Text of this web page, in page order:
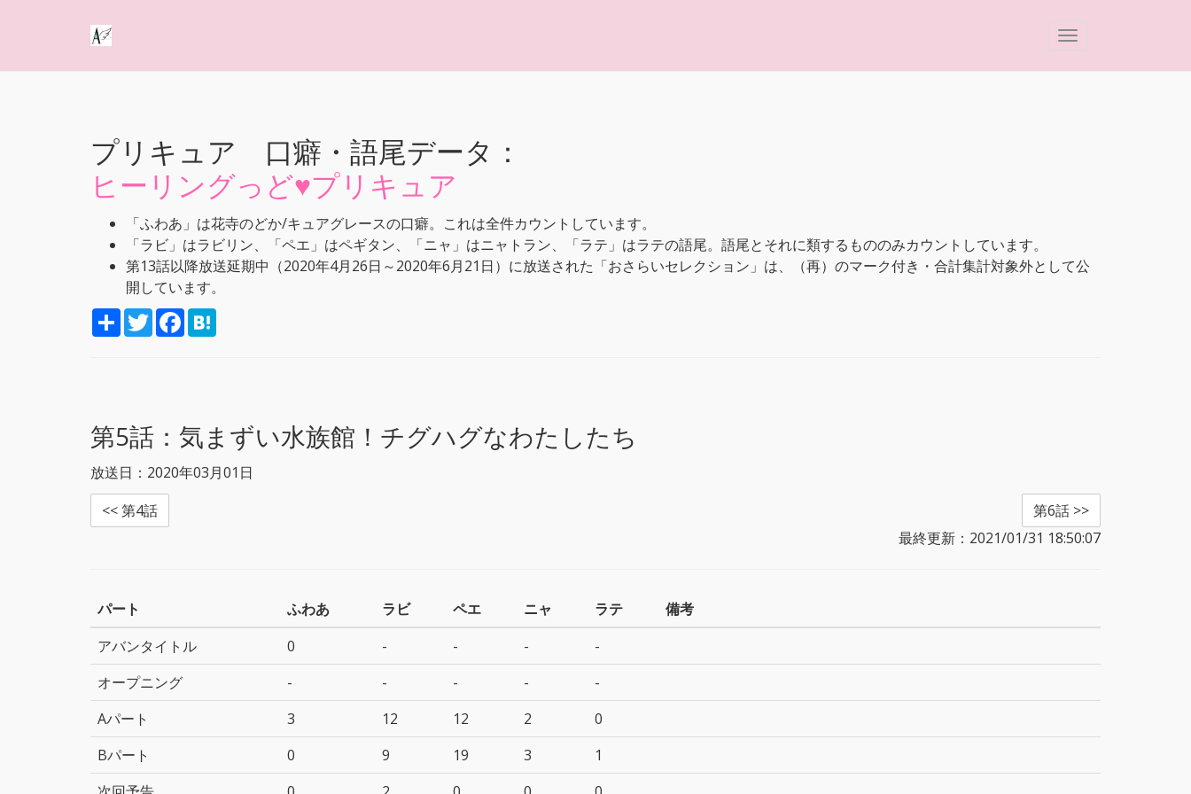
プリキュア 口癖・語尾データ：
ヒーリングっど♥プリキュア
「ふわあ」は花寺のどか/キュアグレースの口癖。これは全件カウントしています。
「ラビ」はラビリン、「ペエ」はペギタン、「ニャ」はニャトラン、「ラテ」はラテの語尾。語尾とそれに類するもののみカウントしています。
第13話以降放送延期中（2020年4月26日～2020年6月21日）に放送された「おさらいセレクション」は、（再）のマーク付き・合計集計対象外として公
開しています。
S
h
T
w
F
a
第5話： 気まずい水族館！チグハグなわたしたち
放送日：2020年03月01日
<< 第4話
第6話 >>
最終更新：2021/01/31 18:50:07
パート ふわあ ラビ ペエ ニャ ラテ
備考
アバンタイトル
0 - - -
-
オープニング
- - - -
-
Aパート
3 12 12 2
0
Bパート
0 9 19 3
1